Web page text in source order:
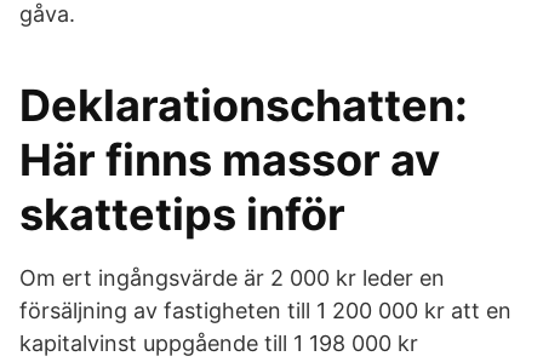
gåva.
Deklarationschatten:
Här finns massor av
skattetips inför
Om ert ingångsvärde är 2 000 kr leder en
försäljning av fastigheten till 1 200 000 kr att en
kapitalvinst uppgående till 1 198 000 kr